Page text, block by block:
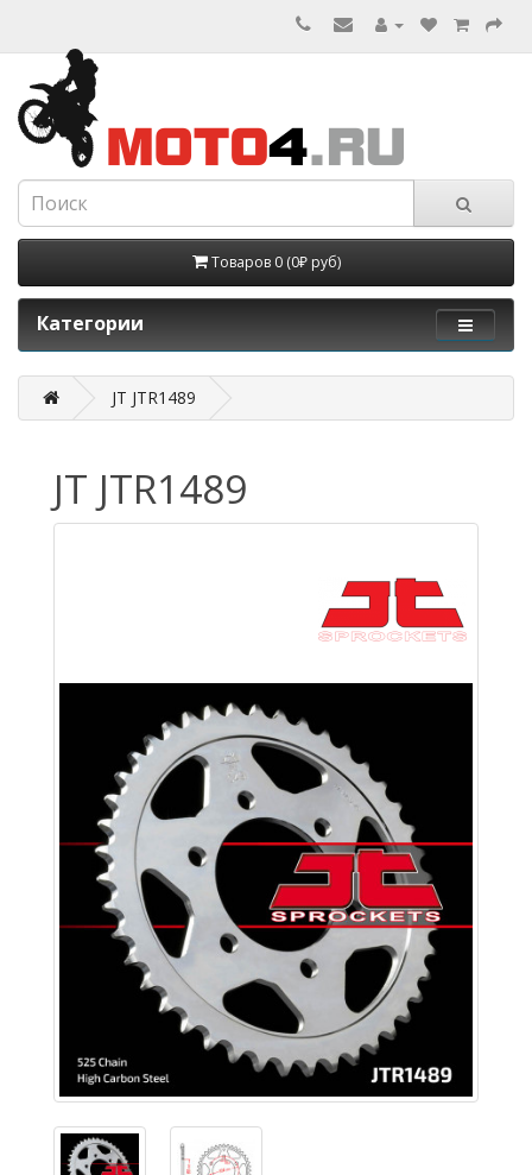
Товаров 0 (0₽ руб)
Категории
JT JTR1489
JT JTR1489